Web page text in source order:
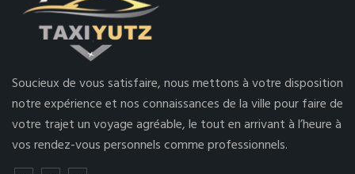
Soucieux de vous satisfaire, nous mettons à votre disposition
notre expérience et nos connaissances de la ville pour faire de
votre trajet un voyage agréable, le tout en arrivant à l’heure à
vos rendez-vous personnels comme professionnels.